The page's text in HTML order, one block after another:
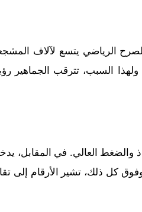
الرياضي يتسع لآلاف
ولهذا السبب، تترقب
والضغط العالي. في المقابل،
كل ذلك، تشير الأرقام إلى